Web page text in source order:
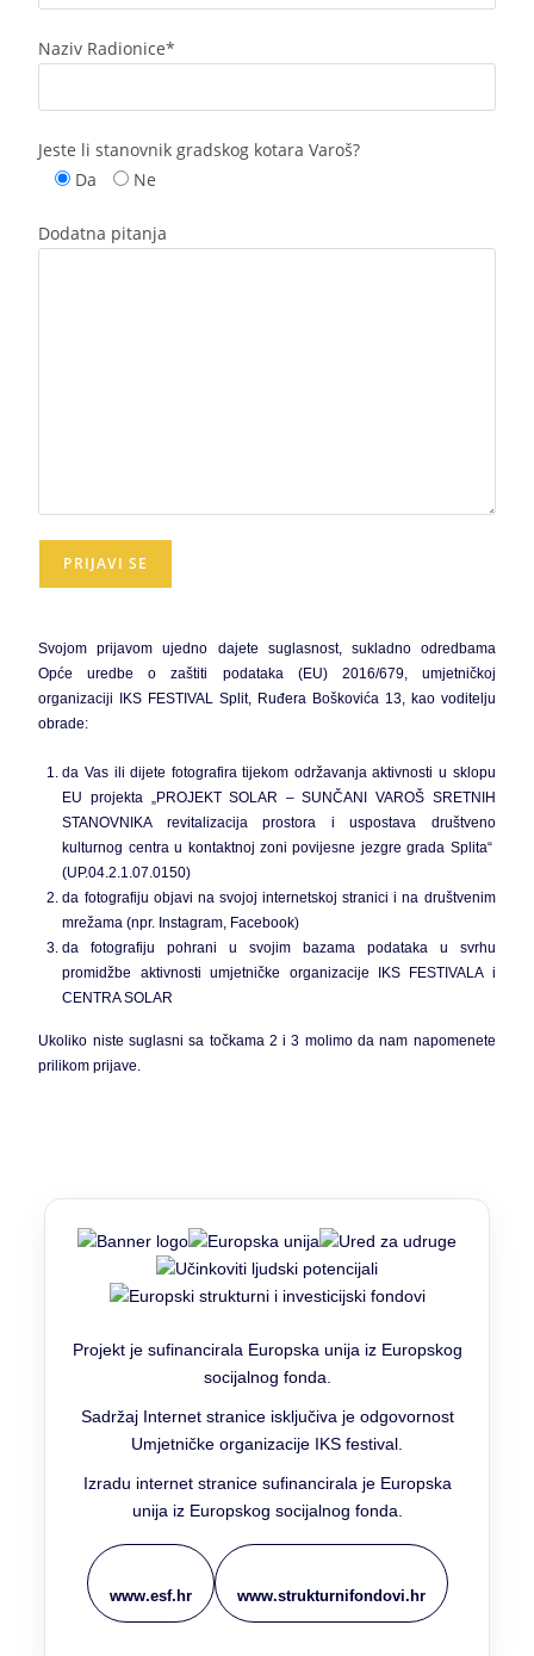
Naziv Radionice*
Jeste li stanovnik gradskog kotara Varoš?
Da
Ne
Dodatna pitanja
Svojom prijavom ujedno dajete suglasnost, sukladno odredbama
Opće uredbe o zaštiti podataka (EU) 2016/679, umjetničkoj
organizaciji IKS FESTIVAL Split, Ruđera Boškovića 13, kao voditelju
obrade:
da Vas ili dijete fotografira tijekom održavanja aktivnosti u sklopu
EU projekta „PROJEKT SOLAR – SUNČANI VAROŠ SRETNIH
STANOVNIKA revitalizacija prostora i uspostava društveno
kulturnog centra u kontaktnoj zoni povijesne jezgre grada Splita“
(UP.04.2.1.07.0150)
da fotografiju objavi na svojoj internetskoj stranici i na društvenim
mrežama (npr. Instagram, Facebook)
da fotografiju pohrani u svojim bazama podataka u svrhu
promidžbe aktivnosti umjetničke organizacije IKS FESTIVALA i
CENTRA SOLAR
Ukoliko niste suglasni sa točkama 2 i 3 molimo da nam napomenete
prilikom prijave.
Projekt je sufinancirala Europska unija iz Europskog
socijalnog fonda.
Sadržaj Internet stranice isključiva je odgovornost
Umjetničke organizacije IKS festival.
Izradu internet stranice sufinancirala je Europska
unija iz Europskog socijalnog fonda.
www.esf.hr www.strukturnifondovi.hr